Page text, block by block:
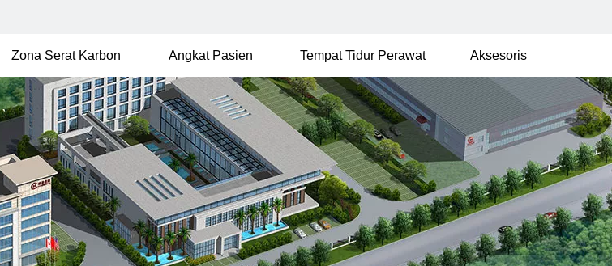
Zona Serat Karbon Angkat Pasien Tempat Tidur Perawat Aksesoris